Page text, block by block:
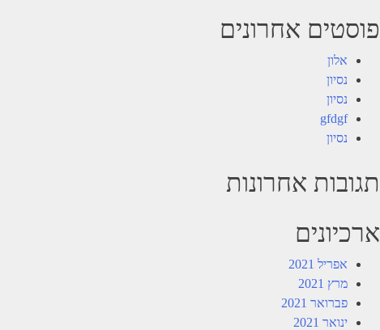
פוסטים אחרונים
אלון
נסיון
נסיון
gfdgf
נסיון
תגובות אחרונות
ארכיונים
אפריל 2021
מרץ 2021
פברואר 2021
ינואר 2021